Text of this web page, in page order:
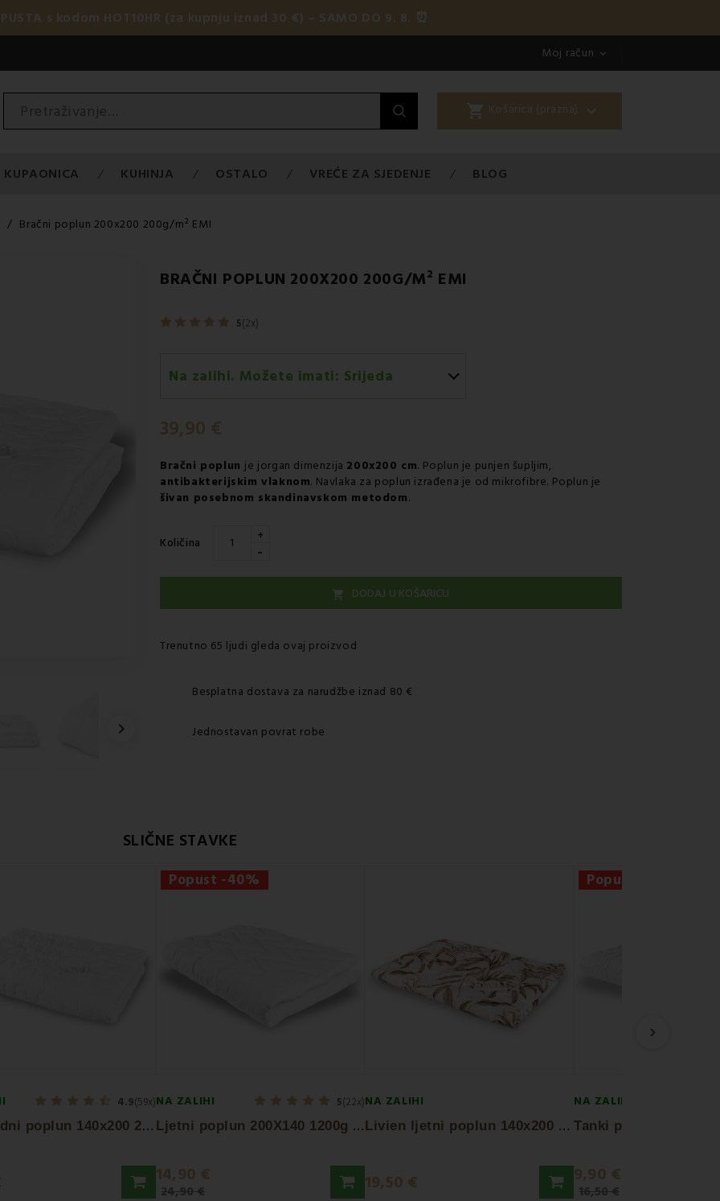
s kodom HOT10HR (za kupnju iznad 30 €) – SAMO DO 9. 8. ⏰
Moj račun 
shopping_cart Košarica (prazna) 
KUPAONICA KUHINJA OSTALO VREĆE ZA SJEDENJE BLOG
Bračni poplun 200x200 200g/m² EMI

BRAČNI POPLUN 200X200 200G/M² EMI
5(2x)
Na zalihi. Možete imati: Srijeda
39,90 €
Bračni poplun je jorgan dimenzija 200x200 cm. Poplun je punjen šupljim,
antibakterijskim vlaknom. Navlaka za poplun izrađena je od mikrofibre. Poplun je
šivan posebnom skandinavskom metodom.
Količina +
-
 DODAJ U KOŠARICU
Trenutno 65 ljudi gleda ovaj proizvod
Besplatna dostava za narudžbe iznad 80 €
Jednostavan povrat robe
SLIČNE STAVKE
4.9(59x)
S
tandardni poplun 140x200 200 g/m² EMI
Popust -40%
NA ZALIHI 5(22x)
L
jetni poplun 200X140 1200g EMI
14,90 €
24,90 €
NA ZALIHI
L
ivien ljetni poplun 140x200 900 g EMI
19,50 €
Popust -40%
NA ZALIHI
9,90 €
16,50 €
›